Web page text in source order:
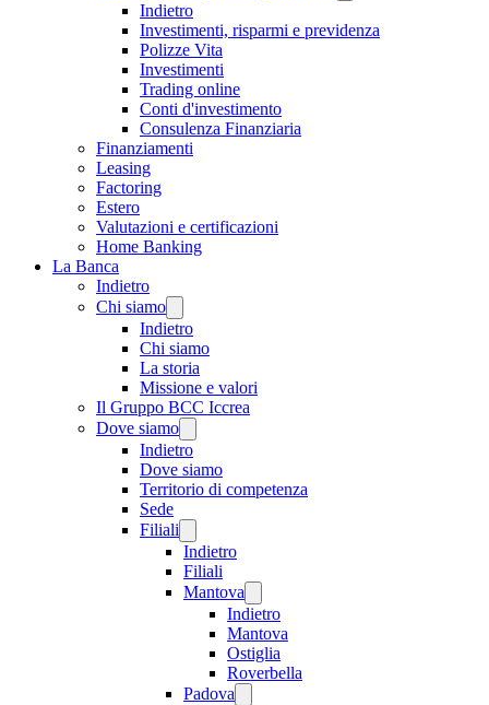
Indietro
Investimenti, risparmi e previdenza
Polizze Vita
Investimenti
Trading online
Conti d'investimento
Consulenza Finanziaria
Finanziamenti
Leasing
Factoring
Estero
Valutazioni e certificazioni
Home Banking
La Banca
Indietro
Chi siamo
Indietro
Chi siamo
La storia
Missione e valori
Il Gruppo BCC Iccrea
Dove siamo
Indietro
Dove siamo
Territorio di competenza
Sede
Filiali
Indietro
Filiali
Mantova
Indietro
Mantova
Ostiglia
Roverbella
Padova